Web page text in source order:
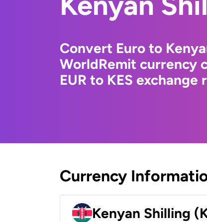
Convert Euro to
WorldRemit currency
EUR to KES
Currency
Kenyan Shilling